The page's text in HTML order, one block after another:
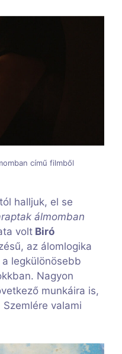
című filmből
halljuk, el se
álmomban
volt Biró
az álomlogika
legkülönösebb
Nagyon
munkáira is,
valami